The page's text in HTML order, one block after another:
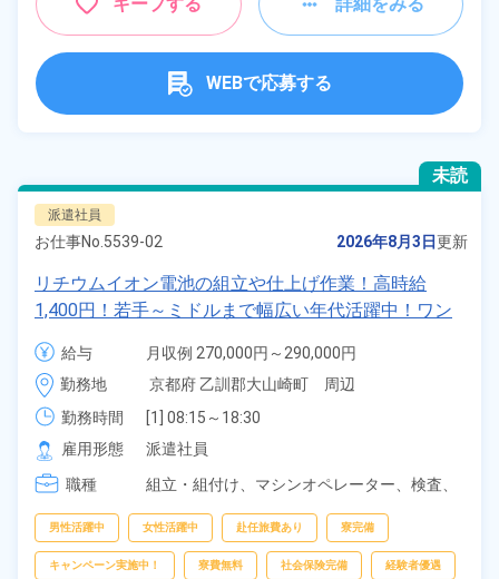
WEBで応募する
未読
派遣社員
お仕事No. 5539-02 2026年8月3日更新
リチウムイオン電池の組立や仕上げ作業！高時給
1,400円！若手～ミドルまで幅広い年代活躍中！ワン
ルーム寮完備＆赴任寮費会社負担！正社員登用制度あ
り◎日払いOK！《京都府大山崎町》
給与
月収例 270,000円～290,000円
時給 1,400円～1,400円
勤務地
京都府 乙訓郡大山崎町　周辺
勤務時間
[1] 08:15～18:30
[2] 20:15～06:30
[3] 08:15～17:00
[4] 20:15～05:00
雇用形態
派遣社員
職種
組立・組付け、 マシンオペレーター、 検査、
男性活躍中 女性活躍中 赴任旅費あり 寮完備
キャンペーン実施中！ 寮費無料 社会保険完備 経験者優遇